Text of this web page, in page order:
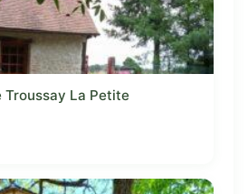
La Petite